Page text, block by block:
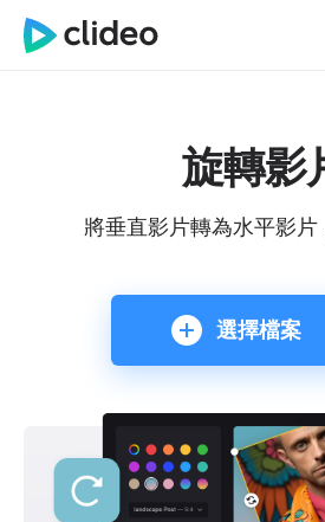
旋轉影
將垂直影片轉為水平影片
選擇檔案